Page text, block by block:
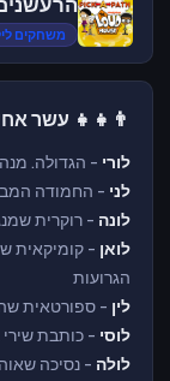
משחקים
👨‍👧‍👧 עשר
לורי - הגדולה.
לני - החמודה
לונה - רוקרית
לואן - קומיקאית
הגרועות
לין - ספורטאית
לוסי - כותבת
לולה - נסיכה